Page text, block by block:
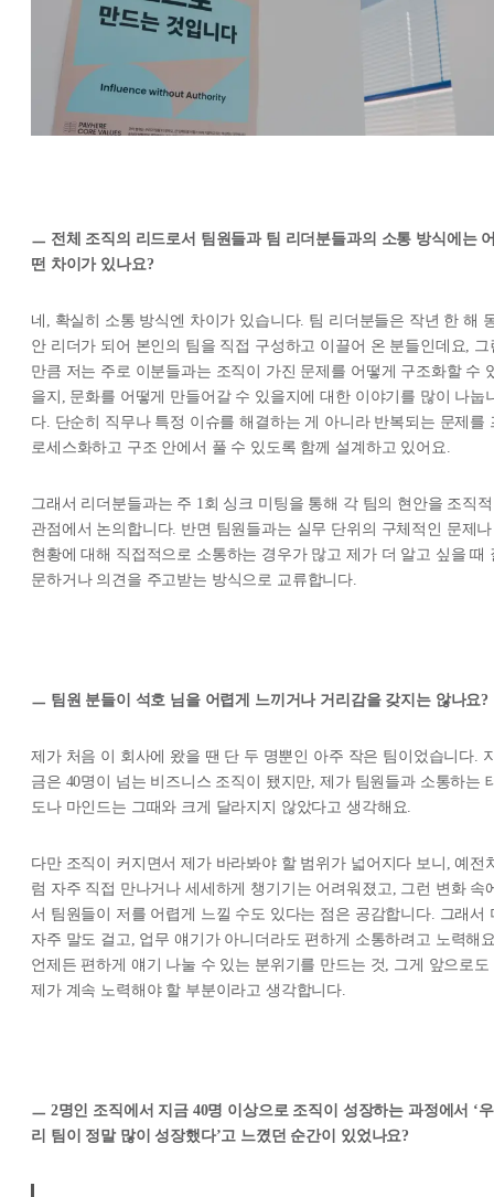
ㅡ 전체 조직의 리드로서 팀원들과 팀 리더분들과의 소통 방식에는
떤 차이가 있나요?
네, 확실히 소통 방식엔 차이가 있습니다. 팀 리더분들은 작년 한 해
안 리더가 되어 본인의 팀을 직접 구성하고 이끌어 온 분들인데요, 그
만큼 저는 주로 이분들과는 조직이 가진 문제를 어떻게 구조화할 수
을지, 문화를 어떻게 만들어갈 수 있을지에 대한 이야기를 많이 나눕
다. 단순히 직무나 특정 이슈를 해결하는 게 아니라 반복되는 문제를
로세스화하고 구조 안에서 풀 수 있도록 함께 설계하고 있어요.
그래서 리더분들과는 주 1회 싱크 미팅을 통해 각 팀의 현안을 조직적
관점에서 논의합니다. 반면 팀원들과는 실무 단위의 구체적인 문제나
현황에 대해 직접적으로 소통하는 경우가 많고 제가 더 알고 싶을 때
문하거나 의견을 주고받는 방식으로 교류합니다.
ㅡ 팀원 분들이 석호 님을 어렵게 느끼거나 거리감을 갖지는 않나요?
제가 처음 이 회사에 왔을 땐 단 두 명뿐인 아주 작은 팀이었습니다.
금은 40명이 넘는 비즈니스 조직이 됐지만, 제가 팀원들과 소통하는
도나 마인드는 그때와 크게 달라지지 않았다고 생각해요.
다만 조직이 커지면서 제가 바라봐야 할 범위가 넓어지다 보니, 예전
럼 자주 직접 만나거나 세세하게 챙기기는 어려워졌고, 그런 변화 속
서 팀원들이 저를 어렵게 느낄 수도 있다는 점은 공감합니다. 그래서
자주 말도 걸고, 업무 얘기가 아니더라도 편하게 소통하려고 노력해
언제든 편하게 얘기 나눌 수 있는 분위기를 만드는 것, 그게 앞으로도
제가 계속 노력해야 할 부분이라고 생각합니다.
ㅡ 2명인 조직에서 지금 40명 이상으로 조직이 성장하는 과정에서 ‘우
리 팀이 정말 많이 성장했다’고 느꼈던 순간이 있었나요?